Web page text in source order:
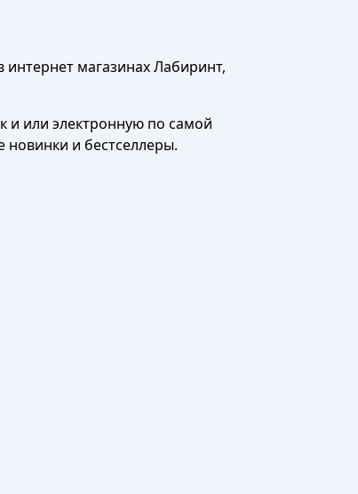
интернет магазинах Лабиринт,
и или электронную по самой
новинки и бестселлеры.